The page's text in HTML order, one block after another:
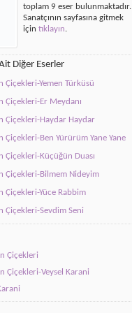
toplam 9 eser bulunmaktadır.
Sanatçının sayfasına gitmek
için tıklayın.
Diğer Eserler
Çiçekleri-Yemen Türküsü
Çiçekleri-Er Meydanı
Çiçekleri-Haydar Haydar
Çiçekleri-Ben Yürürüm Yane Yane
Çiçekleri-Küçüğün Duası
Çiçekleri-Bilmem Nideyim
Çiçekleri-Yüce Rabbim
Çiçekleri-Sevdim Seni
Çiçekleri
Çiçekleri-Veysel Karani